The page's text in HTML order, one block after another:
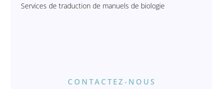
Services de traduction de manuels de biologie
CONTACTEZ-NOUS